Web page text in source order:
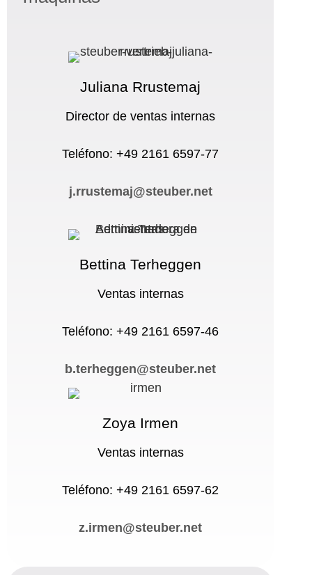
Juliana Rrustemaj
Director de ventas internas
Teléfono: +49 2161 6597-77
j.rrustemaj@steuber.net
Bettina Terheggen
Ventas internas
Teléfono: +49 2161 6597-46
b.terheggen@steuber.net
Zoya Irmen
Ventas internas
Teléfono: +49 2161 6597-62
z.irmen@steuber.net